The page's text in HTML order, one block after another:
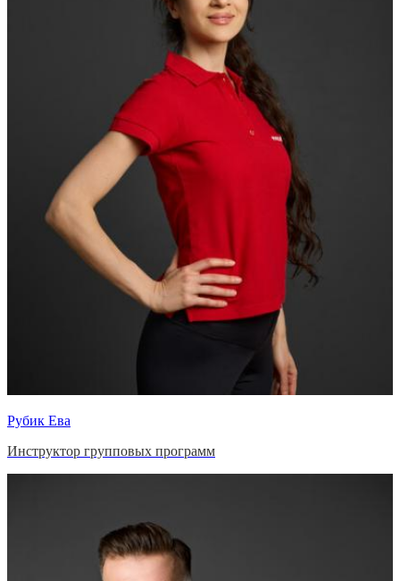
Рубик Ева
Инструктор групповых программ